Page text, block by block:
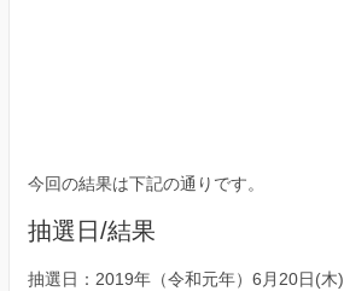
今回の結果は下記の通りです。
抽選日/結果
抽選日：2019年（令和元年）6月20日(木)